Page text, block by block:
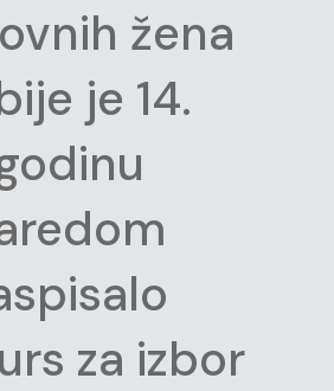
žena
je 14.
za izbor